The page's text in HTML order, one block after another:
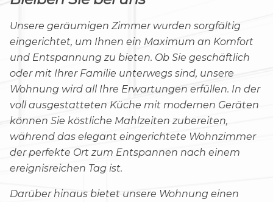
Unsere geräumigen Zimmer wurden sorgfältig
eingerichtet, um Ihnen ein Maximum an Komfort
und Entspannung zu bieten. Ob Sie geschäftlich
oder mit Ihrer Familie unterwegs sind, unsere
Wohnung wird all Ihre Erwartungen erfüllen. In der
voll ausgestatteten Küche mit modernen Geräten
können Sie köstliche Mahlzeiten zubereiten,
während das elegant eingerichtete Wohnzimmer
der perfekte Ort zum Entspannen nach einem
ereignisreichen Tag ist.
Darüber hinaus bietet unsere Wohnung einen